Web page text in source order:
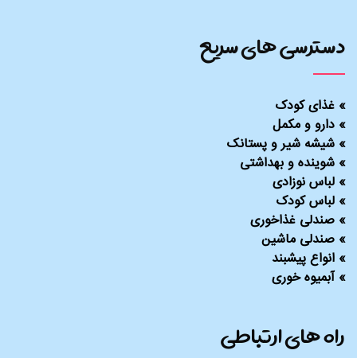
راه های ارتباطی
دسترسی های سریع
» غذای کودک
» دارو و مکمل
» شیشه شیر و پستانک
» شوینده و بهداشتی
» لباس نوزادی
» لباس کودک
» صندلی غذاخوری
» صندلی ماشین
» انواع پیشبند
»آبمیوه خوری